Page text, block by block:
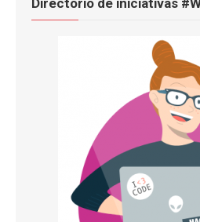
Directorio de iniciativas